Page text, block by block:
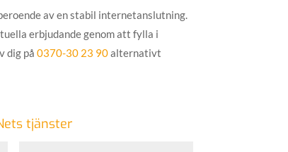
av en stabil internetanslutning.
erbjudande genom att fylla i
dig på 0370-30 23 90alternativt
tjänster